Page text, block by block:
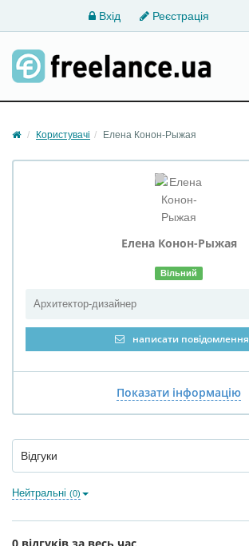
Вхід Реєстрація
Користувачі Елена Конон-Рыжая
Елена Конон-Рыжая
Вільний
Архитектор-дизайнер
написати повідомлення
Показати інформацію
Відгуки
Нейтральні (0)